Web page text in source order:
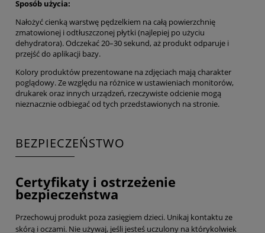
Sposób użycia:
Nałożyć cienką warstwę pędzelkiem na całą powierzchnię
zmatowionej i odtłuszczonej płytki (najlepiej po użyciu
dehydratora). Odczekać 20–30 sekund, aż produkt odparuje i
przejść do aplikacji bazy.
Kolory produktów prezentowane na zdjęciach mają charakter
poglądowy. Ze względu na różnice w ustawieniach monitorów,
drukarek oraz innych urządzeń, rzeczywiste odcienie mogą
nieznacznie odbiegać od tych przedstawionych na stronie.
BEZPIECZEŃSTWO
Certyfikaty i ostrzeżenie
bezpieczeństwa
Przechowuj produkt poza zasięgiem dzieci. Unikaj kontaktu ze
skórą i oczami. Nie używaj, jeśli jesteś uczulony na którykolwiek